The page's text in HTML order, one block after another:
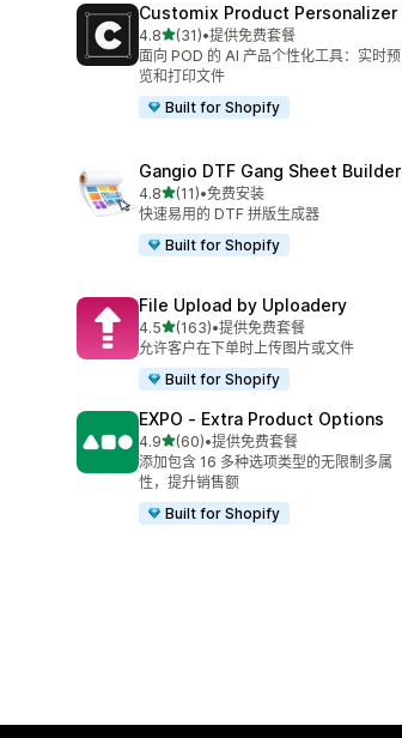
Customix Product Personalizer
4.8星（满分 5 星）
(31)
总共 31 条评论
•提供免费套餐
面向 POD 的 AI 产品个性化工具：实时预
览和打印文件
Built for Shopify
Gangio DTF Gang Sheet Builder
4.8星（满分 5 星）
(11)
总共 11 条评论
•免费安装
快速易用的 DTF 拼版生成器
Built for Shopify
File Upload by Uploadery
4.5星（满分 5 星）
(163)
总共 163 条评论
•提供免费套餐
允许客户在下单时上传图片或文件
Built for Shopify
EXPO ‑ Extra Product Options
4.9星（满分 5 星）
(60)
总共 60 条评论
•提供免费套餐
添加包含 16 多种选项类型的无限制多属
性，提升销售额
Built for Shopify